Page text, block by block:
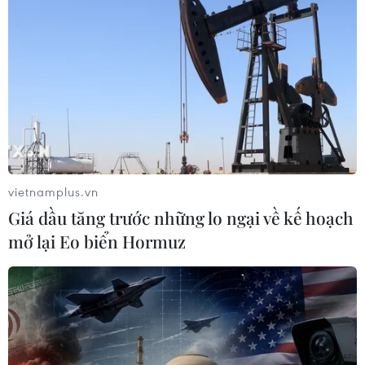
#bài tuyên truyền COVID-19
#làm thêm giờ
#đứt gãy chuỗi cung ứng
#thiếu hụt lao động
#an toàn lao động
vietnamplus.vn
Giá dầu tăng trước những lo ngại về kế hoạch
mở lại Eo biển Hormuz